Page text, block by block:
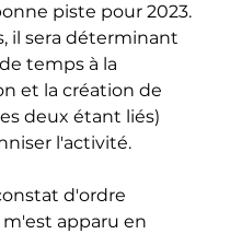
piste pour 2023.
il sera déterminant
temps à la
et la création de
deux étant liés)
l'activité.
d'ordre
apparu en